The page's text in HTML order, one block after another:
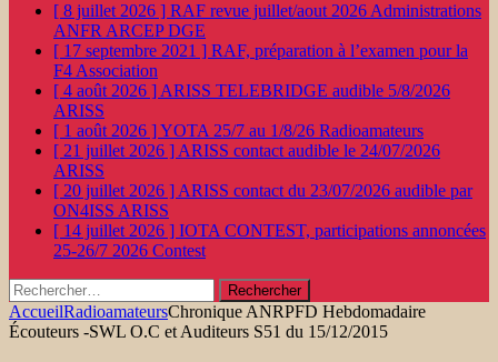
[ 8 juillet 2026 ] RAF revue juillet/aout 2026 Administrations
ANFR ARCEP DGE
[ 17 septembre 2021 ] RAF, préparation à l’examen pour la
F4 Association
[ 4 août 2026 ] ARISS TELEBRIDGE audible 5/8/2026
ARISS
[ 1 août 2026 ]YOTA 25/7 au 1/8/26 Radioamateurs
[ 21 juillet 2026 ] ARISS contact audible le 24/07/2026
ARISS
[ 20 juillet 2026 ] ARISS contact du 23/07/2026 audible par
ON4ISS ARISS
[ 14 juillet 2026 ] IOTA CONTEST, participations annoncées
25-26/7 2026 Contest
Rechercher :
AccueilRadioamateursChronique ANRPFD Hebdomadaire
Écouteurs -SWL O.C et Auditeurs S51 du 15/12/2015